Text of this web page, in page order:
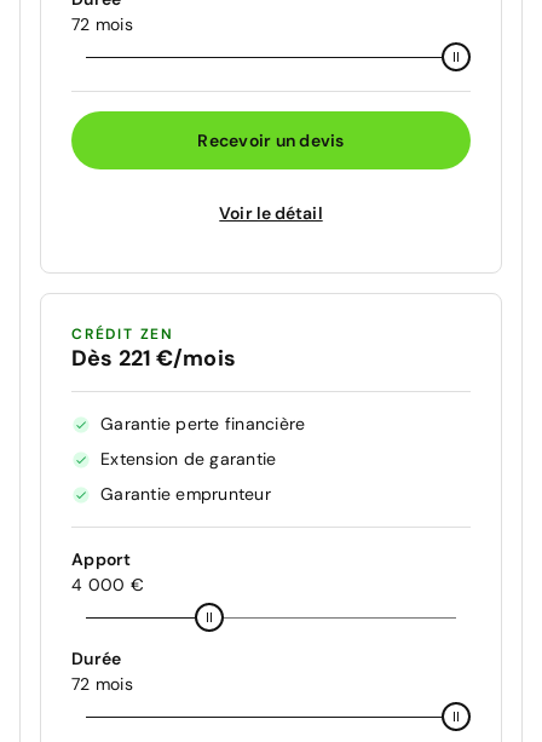
72 mois
Recevoir un devis
Voir le détail
CRÉDIT ZEN
Dès 221 €/mois
Garantie perte financière
Extension de garantie
Garantie emprunteur
Apport
4 000 €
Durée
72 mois